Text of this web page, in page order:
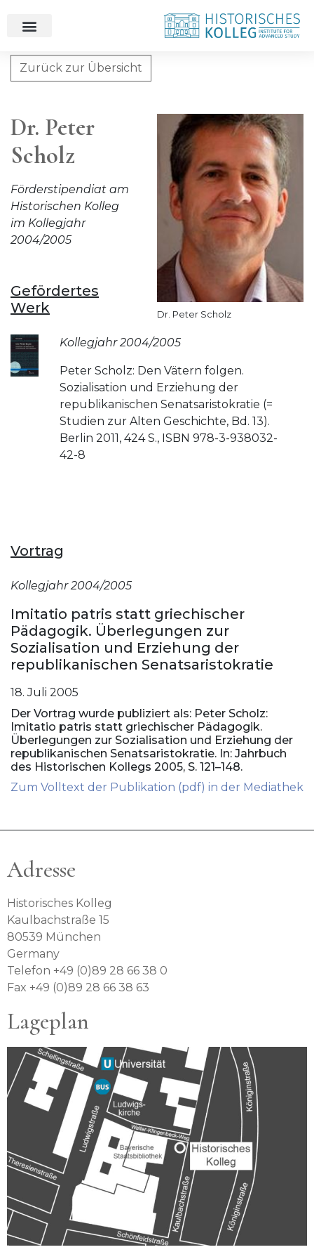
Zurück zur Übersicht
Dr. Peter Scholz
Dr. Peter Scholz
Dr. Peter
Scholz
Förderstipendiat am
Historischen Kolleg
im Kollegjahr
2004/2005
Gefördertes
Werk
Kollegjahr 2004/2005
Peter Scholz: Den Vätern folgen.
Sozialisation und Erziehung der
republikanischen Senatsaristokratie (=
Studien zur Alten Geschichte, Bd. 13).
Berlin 2011, 424 S., ISBN 978-3-938032-
42-8
Vortrag
Kollegjahr 2004/2005
Imitatio patris statt griechischer
Pädagogik. Überlegungen zur
Sozialisation und Erziehung der
republikanischen Senatsaristokratie
18. Juli 2005
Der Vortrag wurde publiziert als: Peter Scholz:
Imitatio patris statt griechischer Pädagogik.
Überlegungen zur Sozialisation und Erziehung der
republikanischen Senatsaristokratie. In: Jahrbuch
des Historischen Kollegs 2005, S. 121–148.
Zum Volltext der Publikation (pdf) in der Mediathek
Adresse
Historisches Kolleg
Kaulbachstraße 15
80539 München
Germany
Telefon +49 (0)89 28 66 38 0
Fax +49 (0)89 28 66 38 63
Lageplan